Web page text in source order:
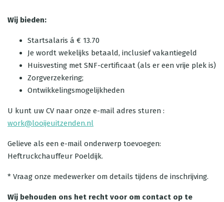
Wij bieden:
Startsalaris á € 13.70
Je wordt wekelijks betaald, inclusief vakantiegeld
Huisvesting met SNF-certificaat (als er een vrije plek is)
Zorgverzekering;
Ontwikkelingsmogelijkheden
U kunt uw CV naar onze e-mail adres sturen :
work@looijeuitzenden.nl
Gelieve als een e-mail onderwerp toevoegen:
Heftruckchauffeur Poeldijk.
* Vraag onze medewerker om details tijdens de inschrijving.
Wij behouden ons het recht voor om contact op te